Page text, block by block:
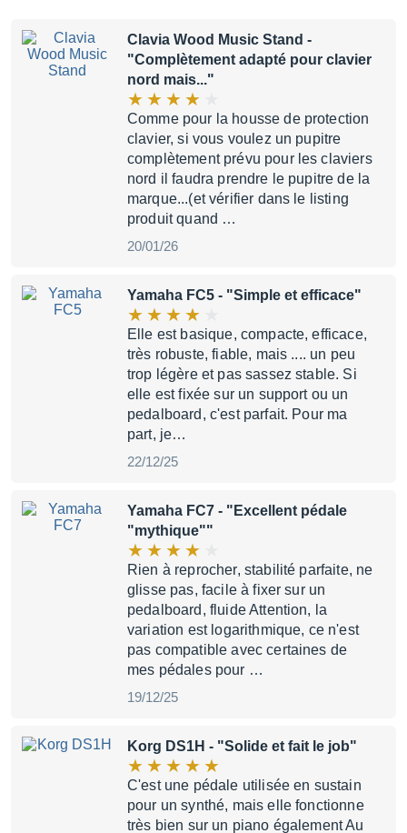
Clavia Wood Music Stand -
"Complètement adapté pour clavier
nord mais..."
Comme pour la housse de protection
clavier, si vous voulez un pupitre
complètement prévu pour les claviers
nord il faudra prendre le pupitre de la
marque...(et vérifier dans le listing
produit quand …
20/01/26
Yamaha FC5 - "Simple et efficace"
Elle est basique, compacte, efficace,
très robuste, fiable, mais .... un peu
trop légère et pas sassez stable. Si
elle est fixée sur un support ou un
pedalboard, c'est parfait. Pour ma
part, je…
22/12/25
Yamaha FC7 - "Excellent pédale
"mythique""
Rien à reprocher, stabilité parfaite, ne
glisse pas, facile à fixer sur un
pedalboard, fluide Attention, la
variation est logarithmique, ce n'est
pas compatible avec certaines de
mes pédales pour …
19/12/25
Korg DS1H - "Solide et fait le job"
C'est une pédale utilisée en sustain
pour un synthé, mais elle fonctionne
très bien sur un piano également Au